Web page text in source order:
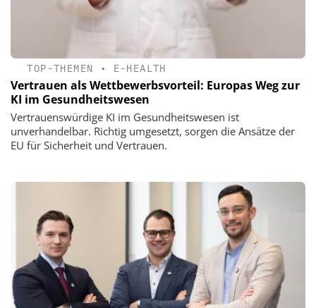
TOP-THEMEN • E-HEALTH
Vertrauen als Wettbewerbsvorteil: Europas Weg zur
KI im Gesundheitswesen
Vertrauenswürdige KI im Gesundheitswesen ist
unverhandelbar. Richtig umgesetzt, sorgen die Ansätze der
EU für Sicherheit und Vertrauen.